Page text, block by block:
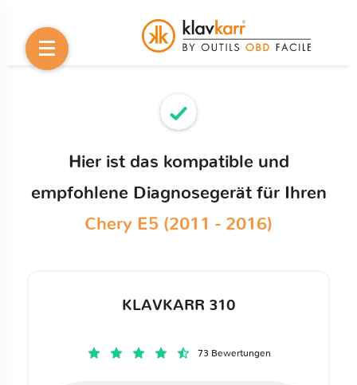
Hier ist das kompatible und
empfohlene Diagnosegerät für Ihren
Chery E5 (2011 - 2016)
KLAVKARR 310
73 Bewertungen